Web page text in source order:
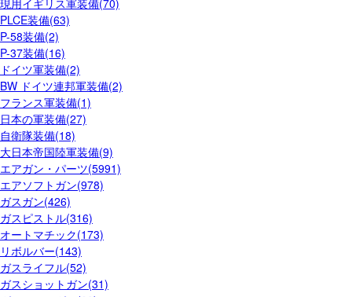
PLCE装備(63)
P-58装備(2)
P-37装備(16)
ドイツ軍装備(2)
BW ドイツ連邦軍装備(2)
フランス軍装備(1)
日本の軍装備(27)
自衛隊装備(18)
大日本帝国陸軍装備(9)
エアガン・パーツ(5991)
エアソフトガン(978)
ガスガン(426)
ガスピストル(316)
オートマチック(173)
リボルバー(143)
ガスライフル(52)
ガスショットガン(31)